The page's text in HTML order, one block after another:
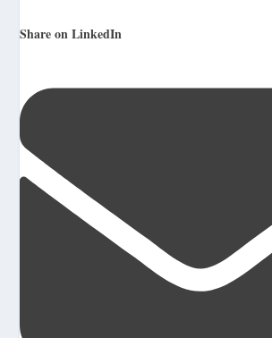
Share on LinkedIn